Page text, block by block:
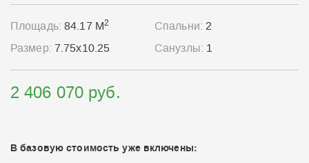
Площадь:84.17 М2
Размер: 7.75x10.25
Спальни:2
Санузлы: 1
2 406 070 руб.
В базовую стоимость уже включены: